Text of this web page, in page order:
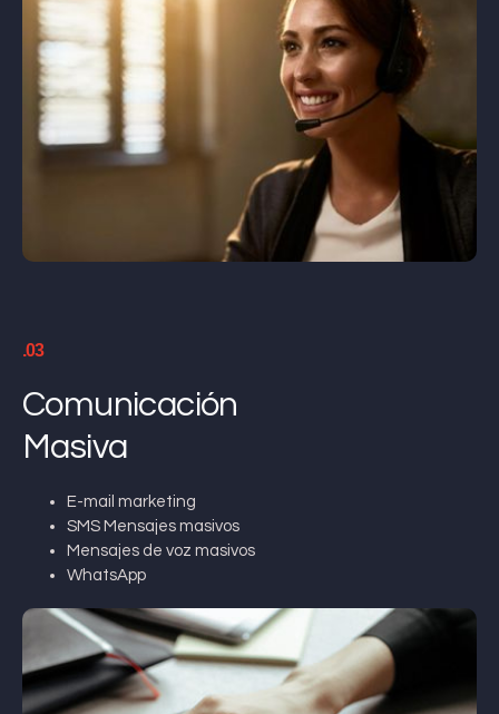
.03
Comunicación
Masiva
E-mail marketing
SMS Mensajes masivos
Mensajes de voz masivos
WhatsApp